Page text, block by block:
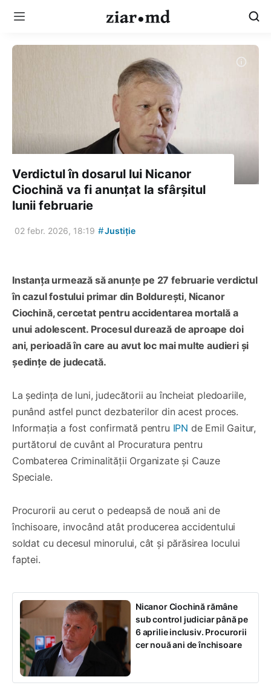
Verdictul în dosarul lui Nicanor
Ciochină va fi anunțat la sfârșitul
lunii februarie
02 febr. 2026, 18:19 #Justiție
Instanța urmează să anunțe pe 27 februarie verdictul
în cazul fostului primar din Boldurești, Nicanor
Ciochină, cercetat pentru accidentarea mortală a
unui adolescent. Procesul durează de aproape doi
ani, perioadă în care au avut loc mai multe audieri și
ședințe de judecată.
La ședința de luni, judecătorii au încheiat pledoariile,
punând astfel punct dezbaterilor din acest proces.
Informația a fost confirmată pentru IPN de Emil Gaitur,
purtătorul de cuvânt al Procuratura pentru
Combaterea Criminalității Organizate și Cauze
Speciale.
Procurorii au cerut o pedeapsă de nouă ani de
închisoare, invocând atât producerea accidentului
soldat cu decesul minorului, cât și părăsirea locului
faptei.
Nicanor Ciochină rămâne
sub control judiciar până pe
6 aprilie inclusiv. Procurorii
cer nouă ani de închisoare